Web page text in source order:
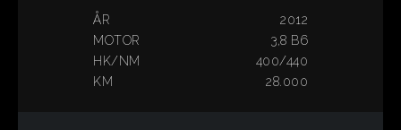
ÅR
2012
MOTOR
3,8 B6
HK/NM
400/440
KM
28.000